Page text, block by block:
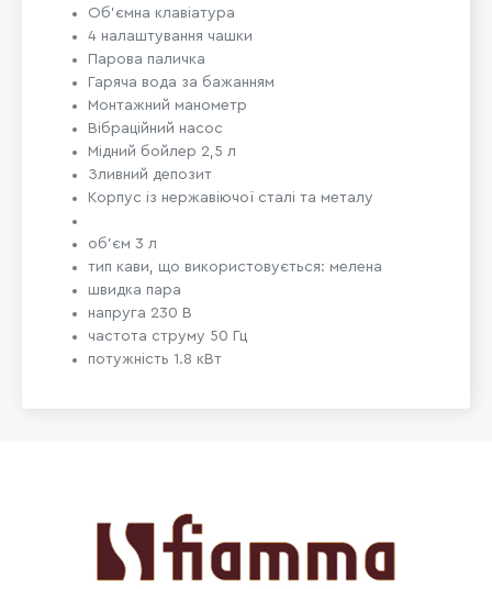
Об'ємна клавіатура
4 налаштування чашки
Парова паличка
Гаряча вода за бажанням
Монтажний манометр
Вібраційний насос
Мідний бойлер 2,5 л
Зливний депозит
Корпус із нержавіючої сталі та металу
об'єм 3 л
тип кави, що використовується: мелена
швидка пара
напруга 230 В
частота струму 50 Гц
потужність 1.8 кВт